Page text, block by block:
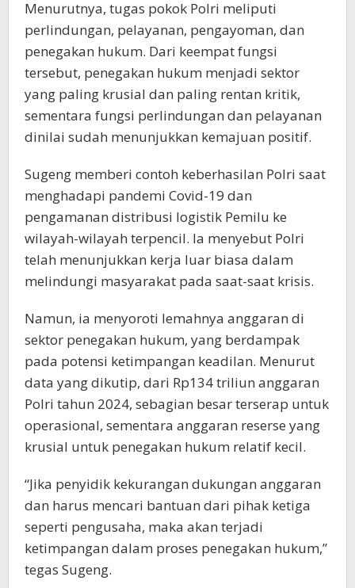
Menurutnya, tugas pokok Polri meliputi
perlindungan, pelayanan, pengayoman, dan
penegakan hukum. Dari keempat fungsi
tersebut, penegakan hukum menjadi sektor
yang paling krusial dan paling rentan kritik,
sementara fungsi perlindungan dan pelayanan
dinilai sudah menunjukkan kemajuan positif.
Sugeng memberi contoh keberhasilan Polri saat
menghadapi pandemi Covid-19 dan
pengamanan distribusi logistik Pemilu ke
wilayah-wilayah terpencil. Ia menyebut Polri
telah menunjukkan kerja luar biasa dalam
melindungi masyarakat pada saat-saat krisis.
Namun, ia menyoroti lemahnya anggaran di
sektor penegakan hukum, yang berdampak
pada potensi ketimpangan keadilan. Menurut
data yang dikutip, dari Rp134 triliun anggaran
Polri tahun 2024, sebagian besar terserap untuk
operasional, sementara anggaran reserse yang
krusial untuk penegakan hukum relatif kecil.
“Jika penyidik kekurangan dukungan anggaran
dan harus mencari bantuan dari pihak ketiga
seperti pengusaha, maka akan terjadi
ketimpangan dalam proses penegakan hukum,”
tegas Sugeng.